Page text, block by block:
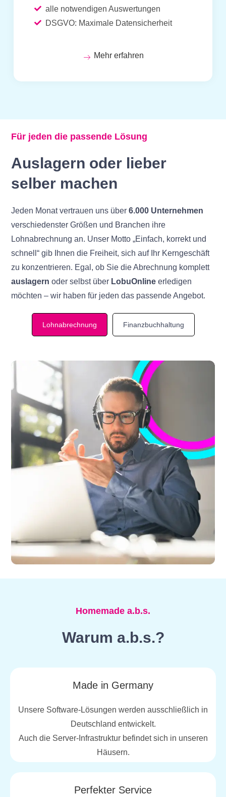
alle notwendigen Auswertungen
DSGVO: Maximale Datensicherheit
Mehr erfahren
Für jeden die passende Lösung
Auslagern oder lieber
selber machen
Jeden Monat vertrauen uns über6.000 Unternehmen
verschiedenster Größen und Branchen ihre
Lohnabrechnung an. Unser Motto „Einfach, korrekt und
schnell“ gib Ihnen die Freiheit, sich auf Ihr Kerngeschäft
zu konzentrieren. Egal, ob Sie die Abrechnung komplett
auslagern oder selbst über LobuOnline erledigen
möchten – wir haben für jeden das passende Angebot.
Lohnabrechnung Finanzbuchhaltung
Homemade a.b.s.
Warum a.b.s.?
Made in Germany
Unsere Software-Lösungen werden ausschließlich in
Deutschland entwickelt.
Auch die Server-Infrastruktur befindet sich in unseren
Häusern.
Perfekter Service​